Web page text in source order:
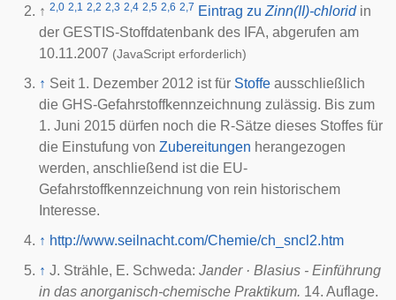
↑ 2,0 2,1 2,2 2,3 2,4 2,5 2,6 2,7 Eintrag zu Zinn(II)-chloridin
der GESTIS-Stoffdatenbank des IFA, abgerufen am
10.11.2007 (JavaScript erforderlich)
↑ Seit 1. Dezember 2012 ist für Stoffe ausschließlich
die GHS-Gefahrstoffkennzeichnung zulässig. Bis zum
1. Juni 2015 dürfen noch die R-Sätze dieses Stoffes für
die Einstufung von Zubereitungen herangezogen
werden, anschließend ist die EU-
Gefahrstoffkennzeichnung von rein historischem
Interesse.
↑ http://www.seilnacht.com/Chemie/ch_sncl2.htm
↑ J. Strähle, E. Schweda: Jander · Blasius - Einführung
in das anorganisch-chemische Praktikum. 14. Auflage.